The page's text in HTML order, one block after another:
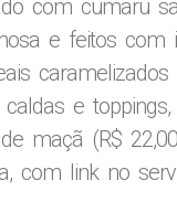
com cumaru
e feitos com
e
maçã (R$
com link no